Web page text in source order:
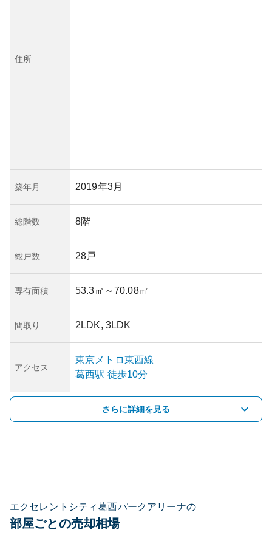
住所
築年月 2019年3月
総階数 8階
総戸数 28戸
専有面積 53.3㎡ ～70.08㎡
間取り 2LDK, 3LDK
アクセス
東京メトロ東西線
葛西駅 徒歩10分
さらに詳細を見る
エクセレントシティ葛西パークアリーナの
部屋ごとの売却相場